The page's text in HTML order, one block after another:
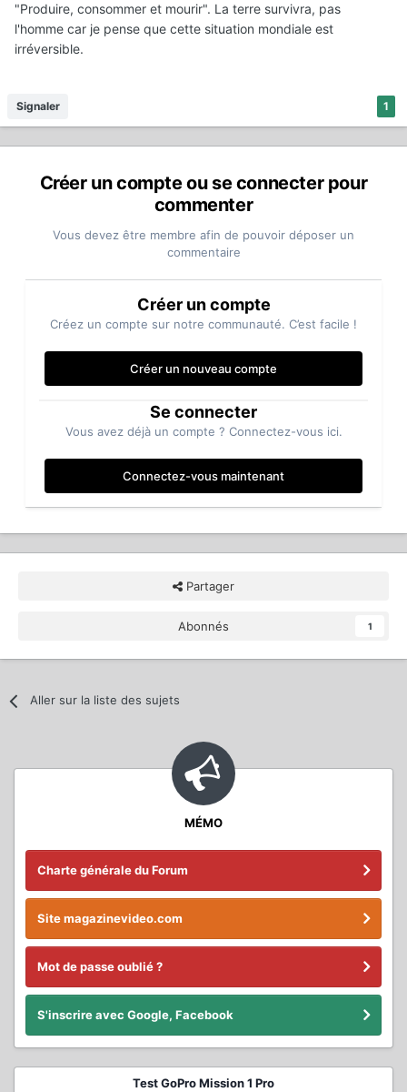
"Produire, consommer et mourir". La terre survivra, pas
l'homme car je pense que cette situation mondiale est
irréversible.
1
Signaler
Créer un compte ou se connecter pour
commenter
Vous devez être membre afin de pouvoir déposer un
commentaire
Créer un compte
Créez un compte sur notre communauté. C’est facile !
Créer un nouveau compte
Se connecter
Vous avez déjà un compte ? Connectez-vous ici.
Connectez-vous maintenant
Partager
Abonnés 1
Aller sur la liste des sujets
MÉMO
Charte générale du Forum
Site magazinevideo.com
Mot de passe oublié ?
S'inscrire avec Google, Facebook
Test GoPro Mission 1 Pro